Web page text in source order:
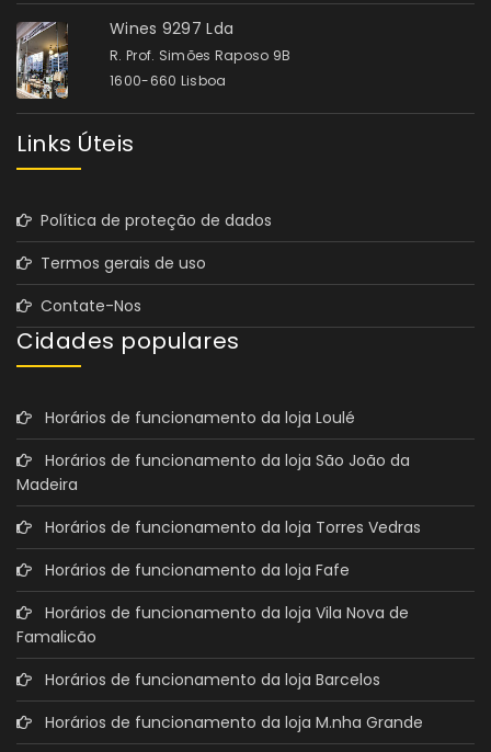
Wines 9297 Lda
R. Prof. Simões Raposo 9B
1600-660 Lisboa
Links Úteis
Política de proteção de dados
Termos gerais de uso
Contate-Nos
Cidades populares
Horários de funcionamento da loja Loulé
Horários de funcionamento da loja São João da
Madeira
Horários de funcionamento da loja Torres Vedras
Horários de funcionamento da loja Fafe
Horários de funcionamento da loja Vila Nova de
Famalicão
Horários de funcionamento da loja Barcelos
Horários de funcionamento da loja M.nha Grande